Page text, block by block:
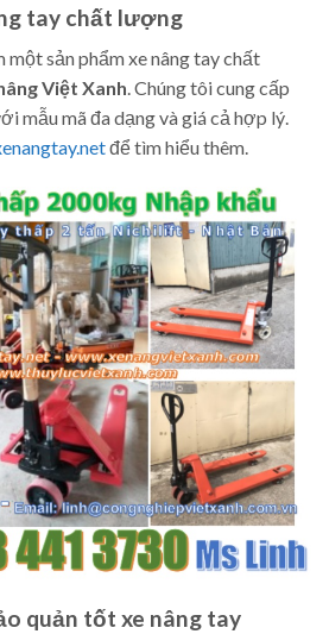
tay chất lượng
sản phẩm xe nâng tay chất
Việt Xanh. Chúng tôi cung cấp
mẫu mã đa dạng và giá cả hợp lý.
để tìm hiểu thêm.
quản tốt xe nâng tay